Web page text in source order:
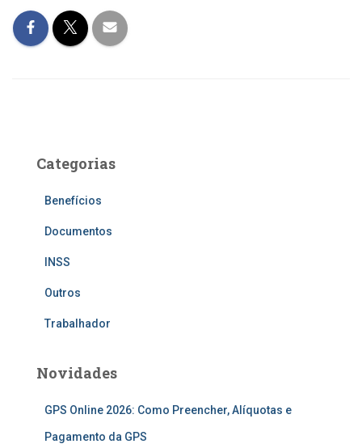
Categorias
Benefícios
Documentos
INSS
Outros
Trabalhador
Novidades
GPS Online 2026: Como Preencher, Alíquotas e
Pagamento da GPS